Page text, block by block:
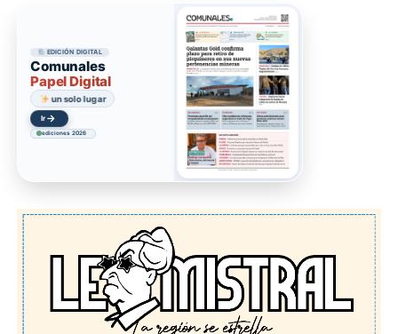
EDICIÓN DIGITAL
Comunales
Papel Digital
un solo lugar
Ir →
ediciones 2026